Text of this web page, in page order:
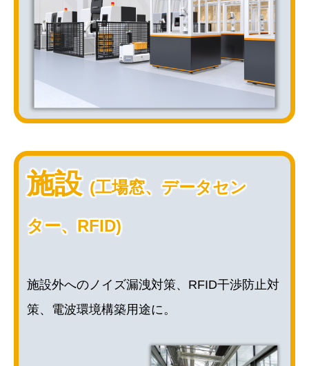
施設(工場窓、データセン
ター、RFID)
施設外へのノイズ漏洩対策、RFID干渉防止対
策、電波環境構築用途に。